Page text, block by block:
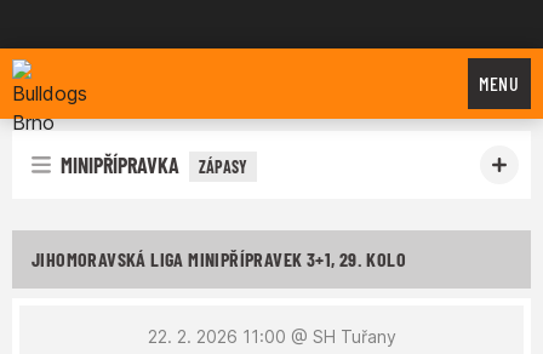
Bulldogs Brno
MENU
MINIPŘÍPRAVKA ZÁPASY
JIHOMORAVSKÁ LIGA MINIPŘÍPRAVEK 3+1, 29. KOLO
22. 2. 2026 11:00 @ SH Tuřany